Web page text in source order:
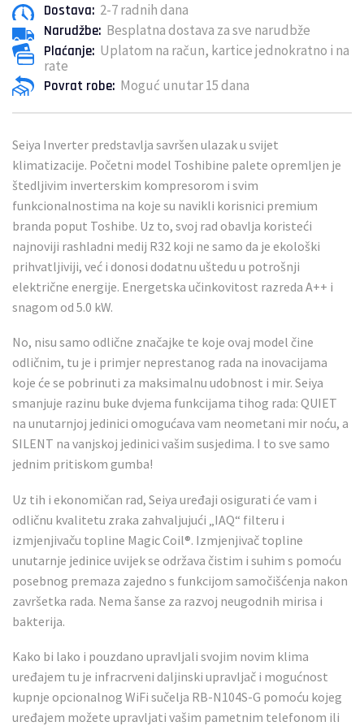
Dostava: 2-7 radnih dana
Narudžbe: Besplatna dostava za sve narudbže
Plaćanje: Uplatom na račun, kartice jednokratno i na
rate
Povrat robe: Moguć unutar 15 dana
Seiya Inverter predstavlja savršen ulazak u svijet
klimatizacije. Početni model Toshibine palete opremljen je
štedljivim inverterskim kompresorom i svim
funkcionalnostima na koje su navikli korisnici premium
branda poput Toshibe. Uz to, svoj rad obavlja koristeći
najnoviji rashladni medij R32 koji ne samo da je ekološki
prihvatljiviji, već i donosi dodatnu uštedu u potrošnji
električne energije. Energetska učinkovitost razreda A++ i
snagom od 5.0 kW.
No, nisu samo odlične značajke te koje ovaj model čine
odličnim, tu je i primjer neprestanog rada na inovacijama
koje će se pobrinuti za maksimalnu udobnost i mir. Seiya
smanjuje razinu buke dvjema funkcijama tihog rada: QUIET
na unutarnjoj jedinici omogućava vam neometani mir noću, a
SILENT na vanjskoj jedinici vašim susjedima. I to sve samo
jednim pritiskom gumba!
Uz tih i ekonomičan rad, Seiya uređaji osigurati će vam i
odličnu kvalitetu zraka zahvaljujući „IAQ“ filteru i
izmjenjivaču topline Magic Coil®. Izmjenjivač topline
unutarnje jedinice uvijek se održava čistim i suhim s pomoću
posebnog premaza zajedno s funkcijom samočišćenja nakon
završetka rada. Nema šanse za razvoj neugodnih mirisa i
bakterija.
Kako bi lako i pouzdano upravljali svojim novim klima
uređajem tu je infracrveni daljinski upravljač i mogućnost
kupnje opcionalnog WiFi sučelja RB-N104S-G pomoću kojeg
uređajem možete upravljati vašim pametnim telefonom ili